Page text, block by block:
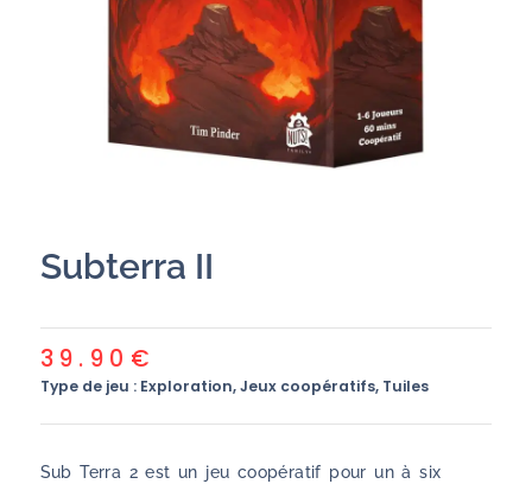
Subterra II
39.90 €
Type de jeu : Exploration,Jeux coopératifs, Tuiles
Sub Terra 2 est un jeu coopératif pour un à six